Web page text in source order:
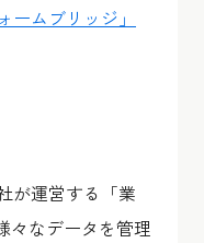
ームブリッジ」
が運営する「業
々なデータを管理